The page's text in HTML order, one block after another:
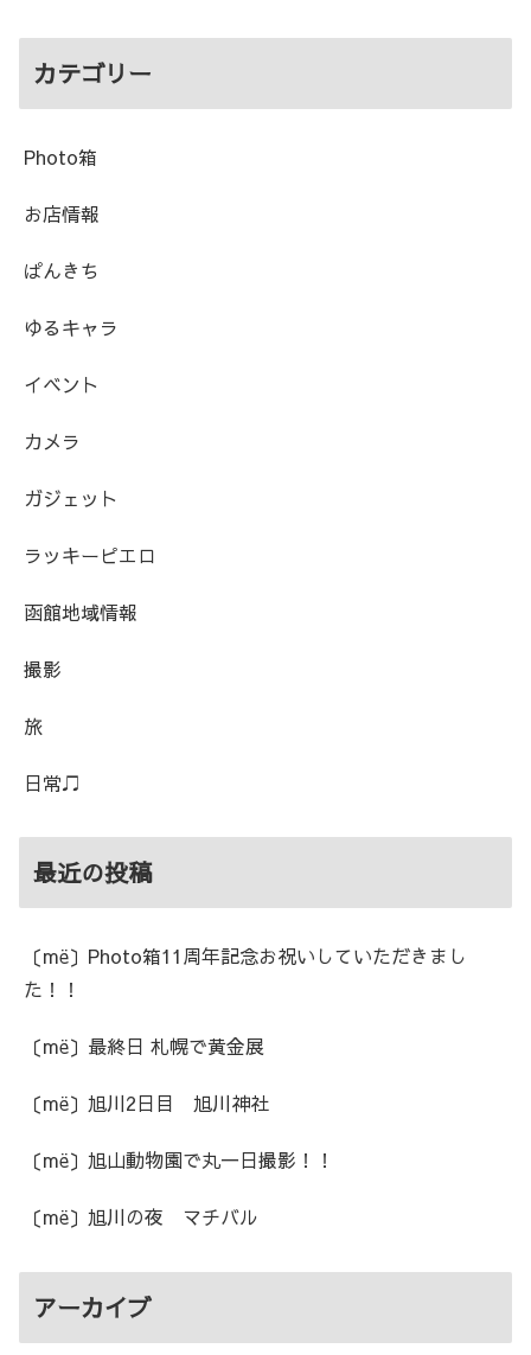
カテゴリー
Photo箱
お店情報
ぱんきち
ゆるキャラ
イベント
カメラ
ガジェット
ラッキーピエロ
函館地域情報
撮影
旅
日常♫
最近の投稿
〔më〕Photo箱11周年記念お祝いしていただきまし
た！！
〔më〕最終日 札幌で黄金展
〔më〕旭川2日目 旭川神社
〔më〕旭山動物園で丸一日撮影！！
〔më〕旭川の夜 マチバル
アーカイブ